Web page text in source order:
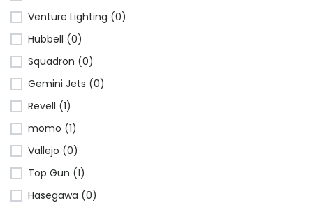
Venture Lighting (0)
Hubbell (0)
Squadron (0)
Gemini Jets (0)
Revell (1)
momo (1)
Vallejo (0)
Top Gun (1)
Hasegawa (0)